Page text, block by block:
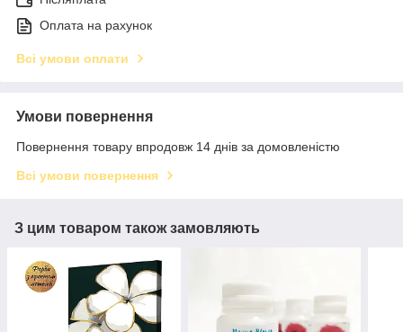
Оплата на рахунок
Всі умови оплати
Умови повернення
Повернення товару впродовж 14 днів за домовленістю
Всі умови повернення
З цим товаром також замовляють